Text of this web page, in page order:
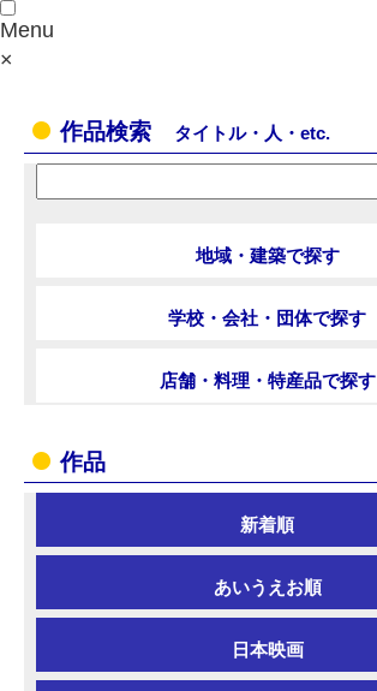
Menu
×
作品検索 タイトル・人・etc.
地域・建築で探す
学校・会社・団体で探す
店舗・料理・特産品で探す
作品
新着順
あいうえお順
日本映画